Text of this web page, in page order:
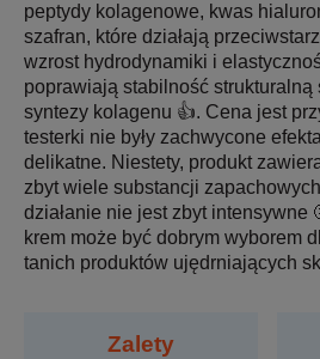
peptydy kolagenowe, kwas
szafran, które działają
wzrost hydrodynamiki i
poprawiają stabilność strukturalną
syntezy kolagenu 👍. Cena jest
testerki nie były zachwycone
delikatne. Niestety, produkt
zbyt wiele substancji
działanie nie jest zbyt intensywne
krem może być dobrym wyborem
tanich produktów ujędrniających
Zalety